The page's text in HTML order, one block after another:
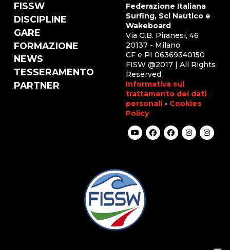
FISSW
DISCIPLINE
GARE
FORMAZIONE
NEWS
TESSERAMENTO
PARTNER
Federazione Italiana
Surfing, Sci Nautico e
Wakeboard
Via G.B. Piranesi, 46
20137 - Milano
CF e PI 06369340150
FISW @2017 | All Rights
Reserved
Informativa sul
trattamento dei dati
personali - Cookies
Policy